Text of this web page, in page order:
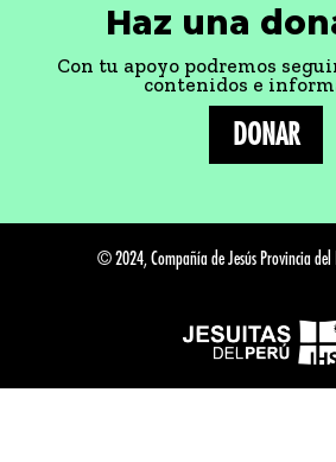
Haz una
Con tu apoyo podremos
contenidos e
DONAR
© 2024, Compañía de Jesús Provincia del